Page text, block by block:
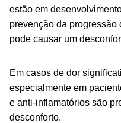
estão em
prevenção da progressão
pode causar um
Em casos de dor
especialmente em
e anti-inflamatórios são
desconforto.